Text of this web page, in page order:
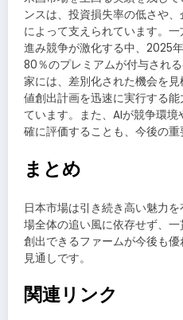
ンスは、投資損失率の低さや
によって支えられています。
進み競争が激化する中、2025
80％のプレミアムが付与され
家には、差別化された機会を
値創出計画を迅速に実行する
ています。また、AIが競争環
確に評価することも、今後の重
まとめ
日本市場は引き続き高い魅力
場全体の追い風に依存せず、
創出できるファームが今後も
見通しです。
関連リンク